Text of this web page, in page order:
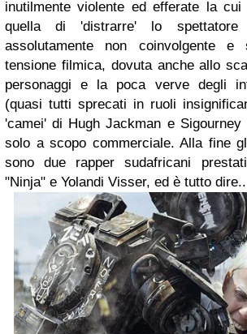
inutilmente violente ed efferate la
quella di 'distrarre' lo
assolutamente non coinvolgente
tensione filmica, dovuta anche allo
personaggi e la poca verve degli
(quasi tutti sprecati in ruoli
'camei' di Hugh Jackman e Sigourney
solo a scopo commerciale. Alla fine
sono due rapper sudafricani
"Ninja" e Yolandi Visser, ed è tutto